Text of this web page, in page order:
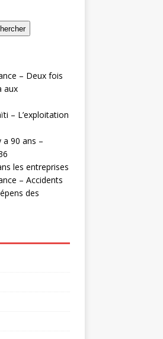
– Deux fois
aux
– L’exploitation
a 90 ans –
les entreprises
– Accidents
des